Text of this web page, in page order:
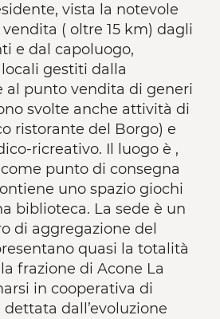
vista la notevole
( oltre 15 km) dagli
e dal capoluogo,
gestiti dalla
al punto vendita di generi
svolte anche attività di
ristorante del Borgo) e
ricreativo. Il luogo è ,
punto di consegna
uno spazio giochi
biblioteca. La sede è un
di aggregazione del
quasi la totalità
frazione di Acone La
in cooperativa di
dall’evoluzione